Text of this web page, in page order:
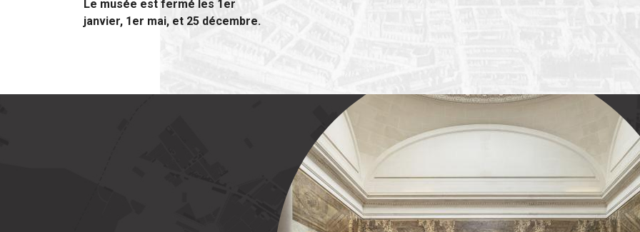
Le musée est fermé les 1er
janvier, 1er mai, et 25 décembre.